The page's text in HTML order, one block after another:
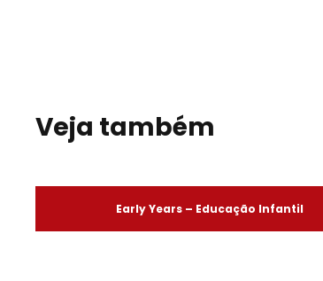
Veja também
Early Years – Educação Infantil